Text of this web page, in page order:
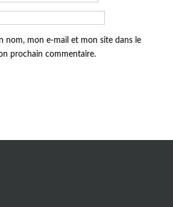
nom, mon e-mail et mon site dans le
prochain commentaire.